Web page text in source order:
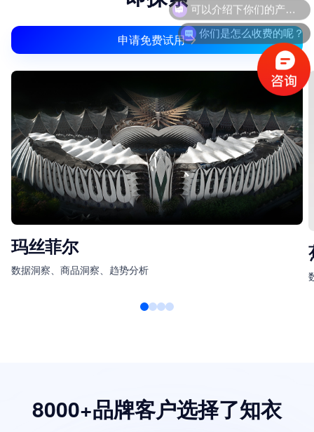
申请免费试用
玛丝菲尔
数据洞察、商品洞察、趋势分析
8000+品牌客户选择了知衣
你们是怎么收费的呢？